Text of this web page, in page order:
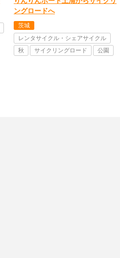
ングロードへ
茨城
レンタサイクル・シェアサイクル
秋
サイクリングロード 公園